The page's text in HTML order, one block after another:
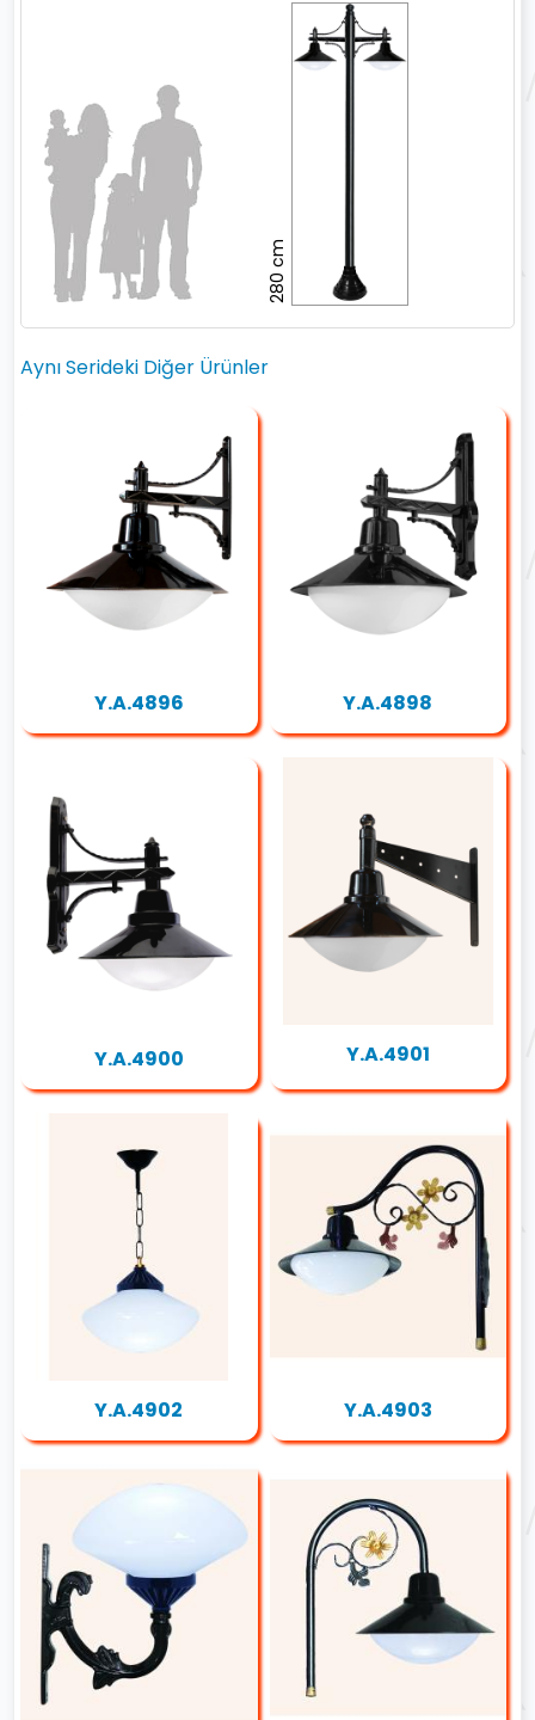
280 cm
Aynı Serideki Diğer Ürünler
Y.A.4896 Y.A.4898
Y.A.4900 Y.A.4901
Y.A.4902 Y.A.4903